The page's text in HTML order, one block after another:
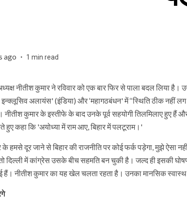
ago 1 min read
नीतीश कुमार ने रविवार को एक बार फिर से पाला बदल लिया है।
अलायंस' (इंडिया) और ‘महागठबंधन' में ‘‘स्थिति ठीक नहीं
कुमार के इस्तीफे के बाद उनके पूर्व सहयोगी तिलमिलाए हुए हैं
कहा कि 'अयोध्या में राम आए, बिहार में पलटूराम।'
हमसे दूर जाने से बिहार की राजनीति पर कोई फर्क पड़ेगा, मुझे ऐसा
दिल्ली में कांग्रेस उसके बीच सहमति बन चुकी है। जल्द ही इसकी
हैं। नीतीश कुमार का यह खेल चलता रहता है। उनका मानसिक